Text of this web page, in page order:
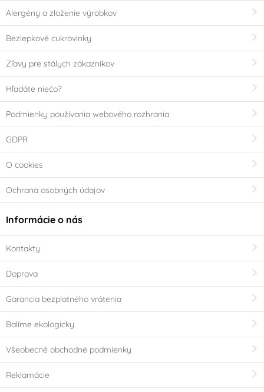
Alergény a zloženie výrobkov
Bezlepkové cukrovinky
Zľavy pre stálych zákazníkov
Hľadáte niečo?
Podmienky používania webového rozhrania
GDPR
O cookies
Ochrana osobných údajov
Informácie o nás
Kontakty
Doprava
Garancia bezplatného vrátenia
Balíme ekologicky
Všeobecné obchodné podmienky
Reklamácie